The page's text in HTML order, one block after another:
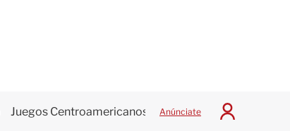
Juegos Centroamericanos Anúnciate
I